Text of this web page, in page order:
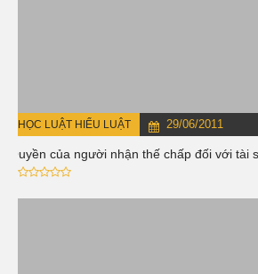
HỌC LUẬT HIỂU LUẬT 29/06/2011
Quyền của người nhận thế chấp đối với tài